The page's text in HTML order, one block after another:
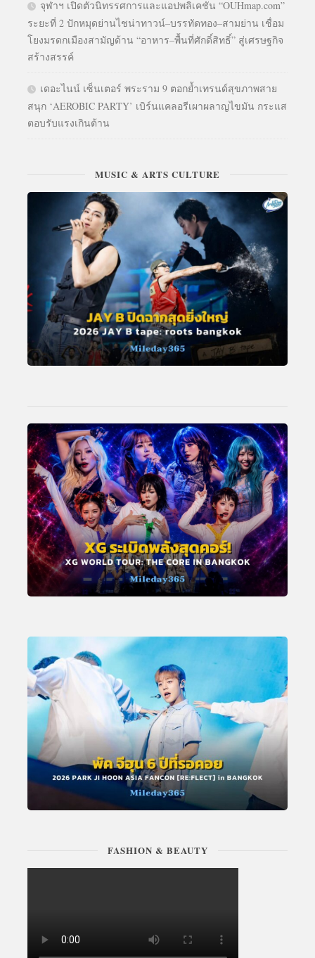
จุฬาฯ เปิดตัวนิทรรศการและแอปพลิเคชัน “OUHmap.com”
ระยะที่ 2 ปักหมุดย่านไชน่าทาวน์–บรรทัดทอง–สามย่าน เชื่อม
โยงมรดกเมืองสามัญด้าน “อาหาร–พื้นที่ศักดิ์สิทธิ์” สู่เศรษฐกิจ
สร้างสรรค์
เดอะไนน์ เซ็นเตอร์ พระราม 9 ตอกย้ำเทรนด์สุขภาพสาย
สนุก ‘AEROBIC PARTY’ เบิร์นแคลอรีเผาผลาญไขมัน กระแส
ตอบรับแรงเกินต้าน
MUSIC & ARTS CULTURE
FASHION & BEAUTY